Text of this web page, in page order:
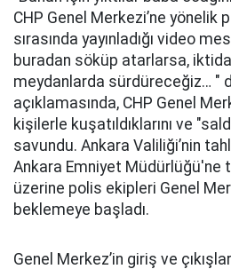
CHP Genel Merkezi’ne yönelik
sırasında yayınladığı video
buradan söküp atarlarsa,
meydanlarda sürdüreceğiz… "
açıklamasında, CHP Genel
kişilerle kuşatıldıklarını ve
savundu. Ankara Valiliği’nin
Ankara Emniyet Müdürlüğü'ne
üzerine polis ekipleri Genel
beklemeye başladı.
Genel Merkez’in giriş ve